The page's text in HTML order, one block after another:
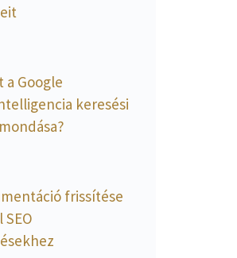
a Google
keresési
frissítése